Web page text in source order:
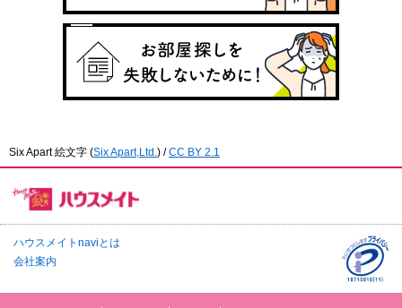
Six Apart 絵文字 (Six Apart,Ltd. ) /CC BY 2.1
ハウスメイトnaviとは
会社案内